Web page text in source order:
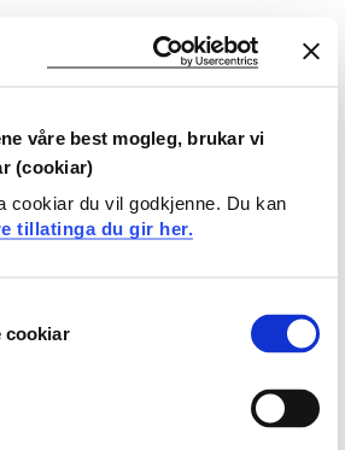
våre best mogleg, brukar vi
(cookiar)
cookiar du vil godkjenne. Du kan
tillatinga du gir her.
cookiar
musikk ved hjelp av akustiske og
arrangere musikalsk materiale
musikkdidaktiske
på innovasjon, endring og
musikklærarrolle i grunnskulen